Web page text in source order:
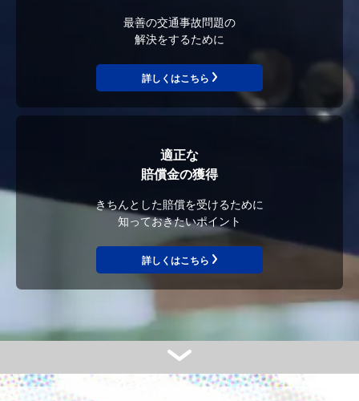
最善の交通事故問題の
解決をするために
詳しくはこちら
適正な
賠償金の獲得
きちんとした賠償を受けるために
知っておきたいポイント
詳しくはこちら